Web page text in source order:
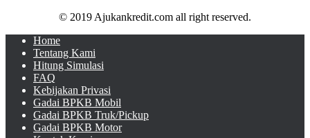
© 2019 Ajukankredit.com all right reserved.
Home
Tentang Kami
Hitung Simulasi
FAQ
Kebijakan Privasi
Gadai BPKB Mobil
Gadai BPKB Truk/Pickup
Gadai BPKB Motor